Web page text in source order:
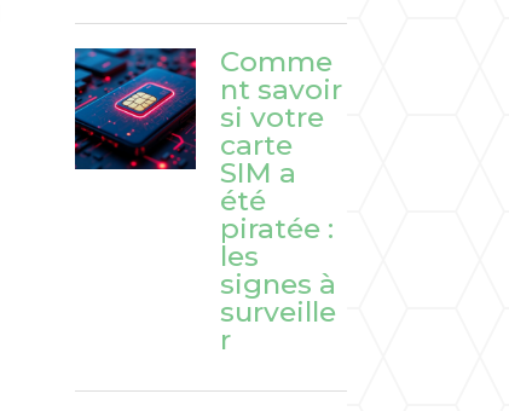
Comme
nt savoir
si votre
carte
SIM a
été
piratée :
les
signes à
surveille
r